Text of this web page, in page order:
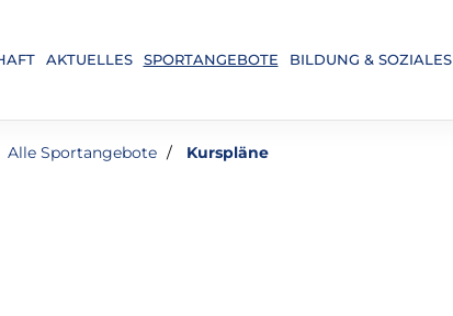
AKTUELLES SPORTANGEBOTE BILDUNG & SOZIALES
Alle Sportangebote Kurspläne